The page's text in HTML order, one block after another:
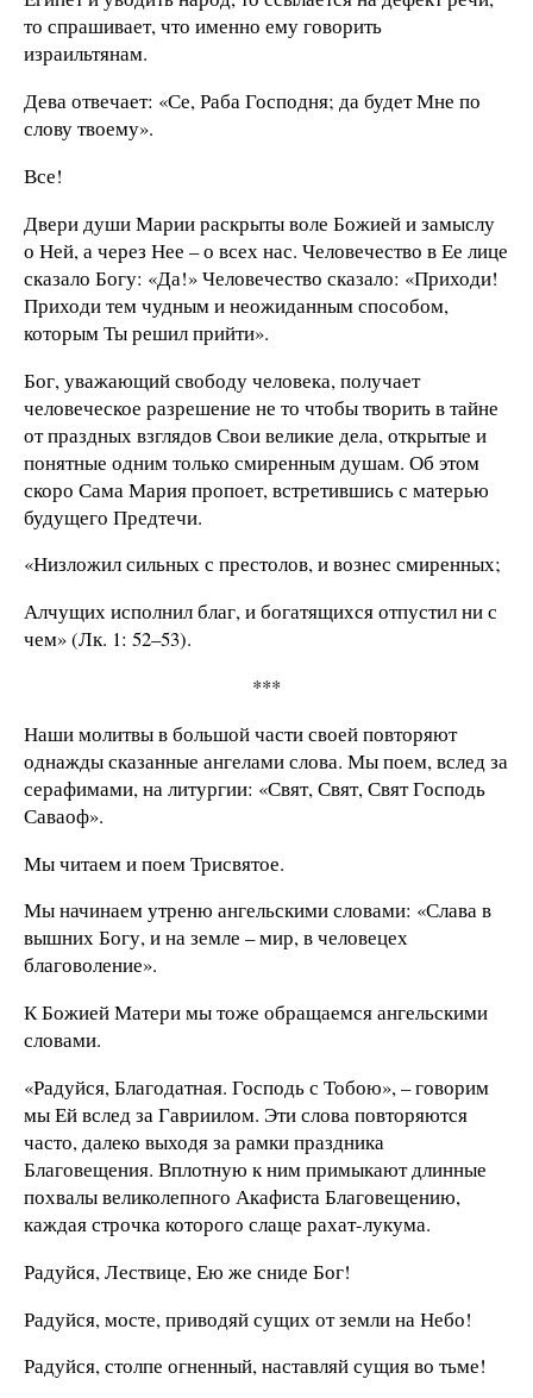
то спрашивает, что именно ему говорить
израильтянам.
Дева отвечает: «Се, Раба Господня; да будет Мне по
слову твоему».
Все!
Двери души Марии раскрыты воле Божией и замыслу
о Ней, а через Нее – о всех нас. Человечество в Ее лице
сказало Богу: «Да!» Человечество сказало: «Приходи!
Приходи тем чудным и неожиданным способом,
которым Ты решил прийти».
Бог, уважающий свободу человека, получает
человеческое разрешение не то чтобы творить в тайне
от праздных взглядов Свои великие дела, открытые и
понятные одним только смиренным душам. Об этом
скоро Сама Мария пропоет, встретившись с матерью
будущего Предтечи.
«Низложил сильных с престолов, и вознес смиренных;
Алчущих исполнил благ, и богатящихся отпустил ни с
чем» (Лк. 1: 52–53).
***
Наши молитвы в большой части своей повторяют
однажды сказанные ангелами слова. Мы поем, вслед за
серафимами, на литургии: «Свят, Свят, Свят Господь
Саваоф».
Мы читаем и поем Трисвятое.
Мы начинаем утреню ангельскими словами: «Слава в
вышних Богу, и на земле – мир, в человецех
благоволение».
К Божией Матери мы тоже обращаемся ангельскими
словами.
«Радуйся, Благодатная. Господь с Тобою», – говорим
мы Ей вслед за Гавриилом. Эти слова повторяются
часто, далеко выходя за рамки праздника
Благовещения. Вплотную к ним примыкают длинные
похвалы великолепного Акафиста Благовещению,
каждая строчка которого слаще рахат-лукума.
Радуйся, Лествице, Ею же сниде Бог!
Радуйся, мосте, приводяй сущих от земли на Небо!
Радуйся, столпе огненный, наставляй сущия во тьме!